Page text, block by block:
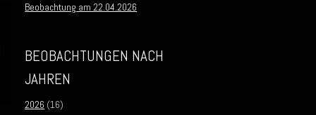
Beobachtung am 22.04.2026
BEOBACHTUNGEN NACH
JAHREN
2026 (16)